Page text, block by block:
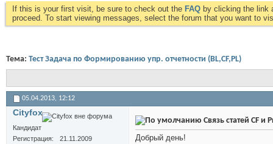
If this is your first visit, be sure to check out the FAQ by clicking the link
proceed. To start viewing messages, select the forum that you want to
Тема: Тест Задача по Формированию упр. отчетности (BL,CF,PL)
05.04.2013, 12:12
Cityfox
Кандидат
Регистрация
21.11.2009
Связь статей CF и
Добрый день!